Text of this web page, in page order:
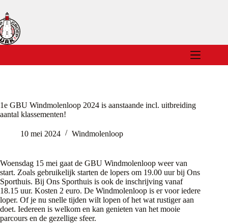
naar
de
inhoud
1e GBU Windmolenloop 2024 is aanstaande incl. uitbreiding
aantal klassementen!
10 mei 2024 Windmolenloop
Woensdag 15 mei gaat de GBU Windmolenloop weer van
start. Zoals gebruikelijk starten de lopers om 19.00 uur bij Ons
Sporthuis. Bij Ons Sporthuis is ook de inschrijving vanaf
18.15 uur. Kosten 2 euro. De Windmolenloop is er voor iedere
loper. Of je nu snelle tijden wilt lopen of het wat rustiger aan
doet. Iedereen is welkom en kan genieten van het mooie
parcours en de gezellige sfeer.